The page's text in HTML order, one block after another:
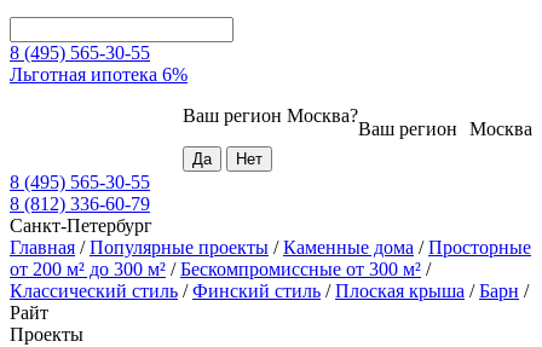
8 (495) 565-30-55
Льготная ипотека 6%
Москва
Ваш регион
Ваш регион Москва?
8 (495) 565-30-55
8 (812) 336-60-79
Санкт-Петербург
Главная /Популярные проекты /Каменные дома /Просторные
от 200 м² до 300 м² /Бескомпромиссные от 300 м² /
Классический стиль /Финский стиль /Плоская крыша /Барн /
Райт
Проекты